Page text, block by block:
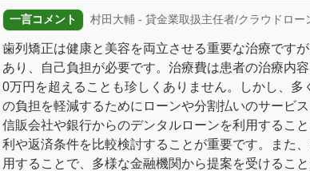
一言コメント 村田大輔 - 貸金業取扱主任者/クラウドロー
歯列矯正は健康と美容を両立させる重要な治療です
あり、自己負担が必要です。治療費は患者の治療内
0万円を超えることも珍しくありません。しかし、多
の負担を軽減するためにローンや分割払いのサービス
信販会社や銀行からのデンタルローンを利用するこ
利や返済条件を比較検討することが重要です。また
用することで、多様な金融機関から提案を受けるこ